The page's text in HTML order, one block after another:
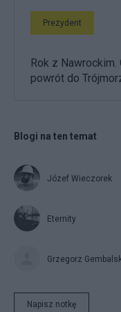
Prezydent
Rok z Nawrockim.
powrót do
Blogi na ten temat
Józef Wieczorek
Eternity
Grzegorz
Napisz notkę